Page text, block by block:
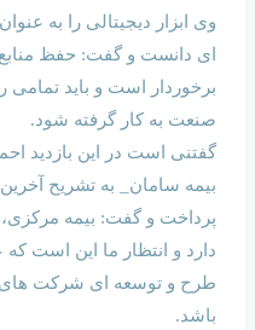
وی ابزار دیجیتالی را به
ای دانست و گفت: حفظ
برخوردار است و باید
صنعت به کار گرفته شود.
گفتنی است در این بازدید
بیمه سامان_ به تشریح
پرداخت و گفت: بیمه
دارد و انتظار ما این است
طرح و توسعه ای شرکت های
باشد.